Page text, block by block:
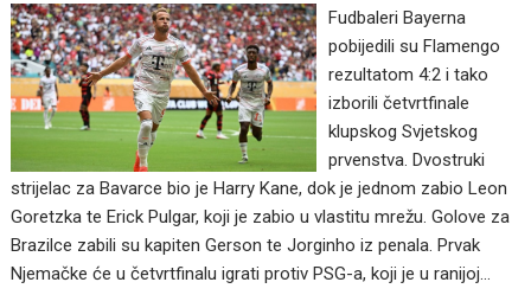
Fudbaleri Bayerna
pobijedili su Flamengo
rezultatom 4:2 i tako
izborili četvrtfinale
klupskog Svjetskog
prvenstva. Dvostruki
strijelac za Bavarce bio je Harry Kane, dok je jednom zabio Leon
Goretzka te Erick Pulgar, koji je zabio u vlastitu mrežu. Golove za
Brazilce zabili su kapiten Gerson te Jorginho iz penala. Prvak
Njemačke će u četvrtfinalu igrati protiv PSG-a, koji je u ranijoj…